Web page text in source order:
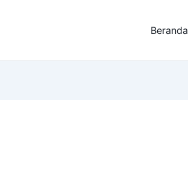
Beranda